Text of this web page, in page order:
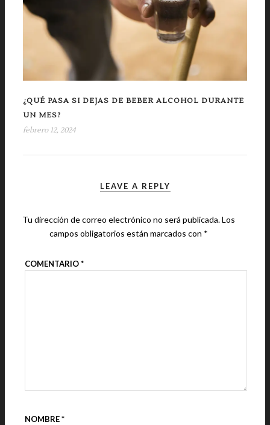
¿QUÉ PASA SI DEJAS DE BEBER ALCOHOL DURANTE
UN MES?
febrero 12, 2024
LEAVE A REPLY
Tu dirección de correo electrónico no será publicada.Los
campos obligatorios están marcados con *
COMENTARIO*
NOMBRE*